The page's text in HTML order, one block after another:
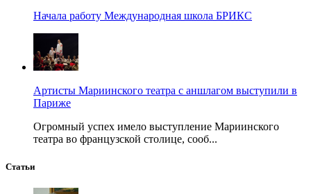
Начала работу Международная школа БРИКС
Артисты Мариинского театра с аншлагом выступили в
Париже
Огромный успех имело выступление Мариинского
театра во французской столице, сооб...
Статьи